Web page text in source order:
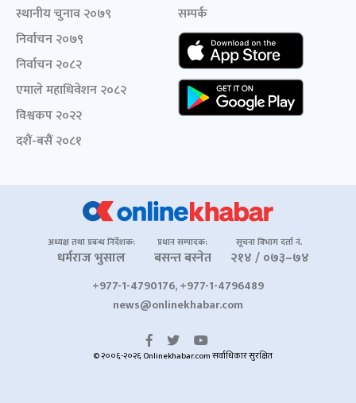
स्थानीय चुनाव २०७९
निर्वाचन २०७९
निर्वाचन २०८२
एमाले महाधिवेशन २०८२
विश्वकप २०२२
दशैं-बसैं २०८१
सम्पर्क
अध्यक्ष तथा प्रबन्ध निर्देशक:
धर्मराज भुसाल
प्रधान सम्पादक:
बसन्त बस्नेत
सूचना विभाग दर्ता नं.
२१४ / ०७३–७४
+977-1-4790176, +977-1-4796489
news@onlinekhabar.com
© २००६-२०२६ Onlinekhabar.com सर्वाधिकार सुरक्षित